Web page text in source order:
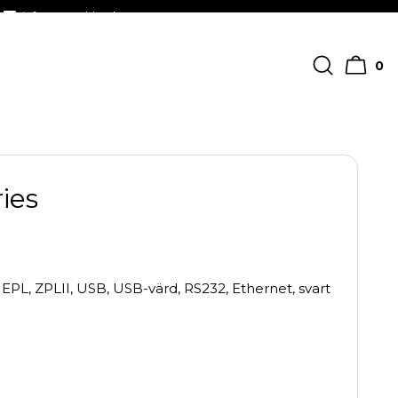
info@streckkodscenter.se
0
ZPLII, USB, USB-värd, RS232, Ethernet, svart